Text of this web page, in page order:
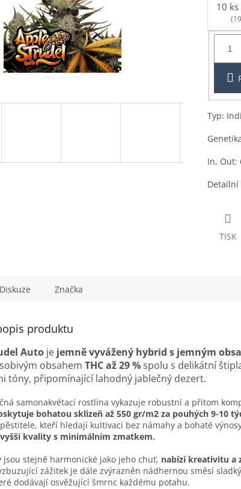
10 ks
Balení:
Typ:
In, Out:
TISK
Diskuze Značka
produktu
Auto je jemně vyvážený hybrid s jemným
obsahem THC až 29 % spolu s delikátní
tóny, připomínající lahodný jablečný dezert.
samonakvétací rostlina vykazuje robustní a přitom
bohatou sklizeň až 550 gr/m2 za pouhých 9-10
kteří hledají kultivaci bez námahy a bohaté
kvality s minimálním zmatkem.
jsou stejně harmonické jako jeho chuť, nabízí kreativitu a
zážitek je dále zvýrazněn nádhernou směsí
dodávají osvěžující šmrnc každému potahu.